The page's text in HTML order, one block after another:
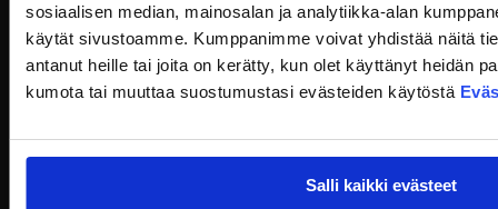
sosiaalisen median, mainosalan ja analytiikka-alan
käytät sivustoamme. Kumppanimme voivat yhdistää näitä
antanut heille tai joita on kerätty, kun olet käyttänyt heidän
kumota tai muuttaa suostumustasi evästeiden käytöstä
Salli kaikki evästeet
In English
Jäädytetyt numerot & Hall of Fame
Kallen Kannu
Areenalla